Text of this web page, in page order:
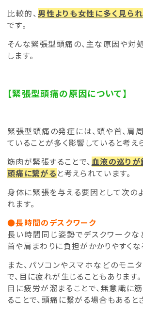
比較的、 男性よりも女性に多く見ら
です。
そんな緊張型頭痛の、主な原因や対
します。
【緊張型頭痛の原因について】
緊張型頭痛の発症には、頭や首、肩
ていることが多く影響していると考え
筋肉が緊張することで、 血液の巡りが
頭痛に繋がる と考えられています。
身体に緊張を与える要因として次の
れます。
●長時間のデスクワーク
長い時間同じ姿勢でデスクワークな
首や肩まわりに負担がかかりやすくな
また、パソコンやスマホなどのモニ
で、目に疲れが生じることもあります。
目に疲労が溜まることで、無意識に
ることで、頭痛に繋がる場合もあると